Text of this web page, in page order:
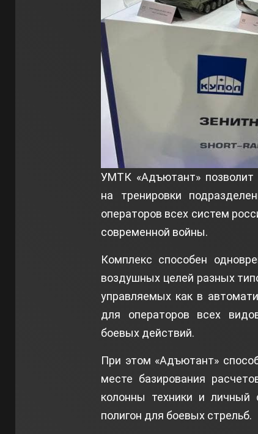
УМТК «Адъютант» позволит
на тренировки
операторов всех систем
современной войны.
Комплекс способен
воздушных целей разных
управляемых как в
для операторов всех
боевых действий.
При этом «Адъютант»
месте базирования
колонны техники и личный
полигон для боевых стрельб.